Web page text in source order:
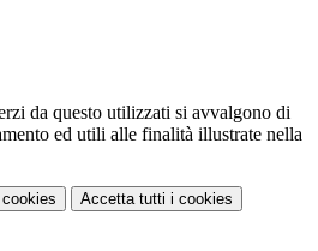
da questo utilizzati si avvalgono di
ed utili alle finalità illustrate nella
Accetta tutti i cookies